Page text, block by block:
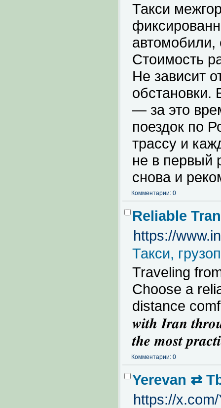
Такси
Стоимость
Не зависит
обстановки.
— за это
поездок по
трассу и
не в первый
снова и
Комментарии: 0
Reliable
https://
Такси,
Traveling
Choose a
distance
𝒘𝒊𝒕𝒉 𝑰𝒓𝒂𝒏
𝒕𝒉𝒆 𝒎𝒐𝒔𝒕
Комментарии: 0
Yerevan ⇄
https://